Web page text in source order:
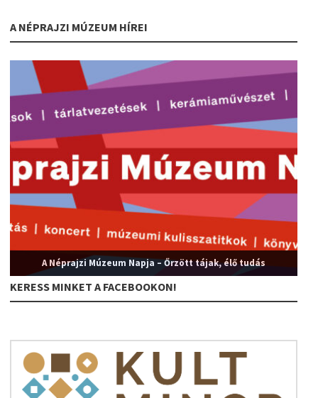
A NÉPRAJZI MÚZEUM HÍREI
A Néprajzi Múzeum Napja – Őrzött tájak, élő tudás
KERESS MINKET A FACEBOOKON!